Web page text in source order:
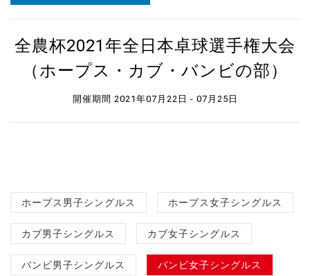
全農杯2021年全日本卓球選手権大会
（ホープス・カブ・バンビの部）
開催期間 2021年07月22日 - 07月25日
ホープス男子シングルス ホープス女子シングルス
カブ男子シングルス カブ女子シングルス
バンビ男子シングルス バンビ女子シングルス